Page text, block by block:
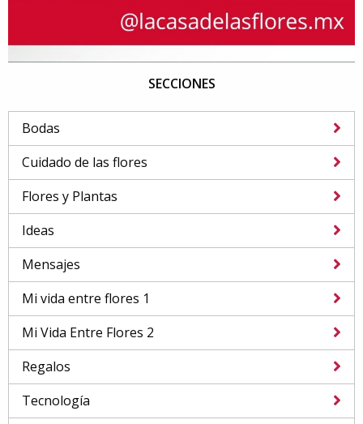
SECCIONES
Bodas
Cuidado de las flores
Flores y Plantas
Ideas
Mensajes
Mi vida entre flores 1
Mi Vida Entre Flores 2
Regalos
Tecnología